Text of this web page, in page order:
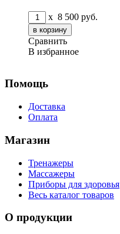
x 8 500 руб.
Сравнить
В избранное
Помощь
Доставка
Оплата
Магазин
Тренажеры
Массажеры
Приборы для здоровья
Весь каталог товаров
О продукции